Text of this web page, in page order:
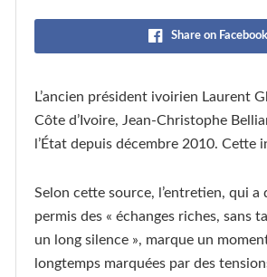
Share on Facebook
L’ancien président ivoirien Laurent
Côte d’Ivoire, Jean-Christophe
l’État depuis décembre 2010.
Selon cette source, l’entretien, qui a
permis des « échanges riches, sans
un long silence », marque un
longtemps marquées par des